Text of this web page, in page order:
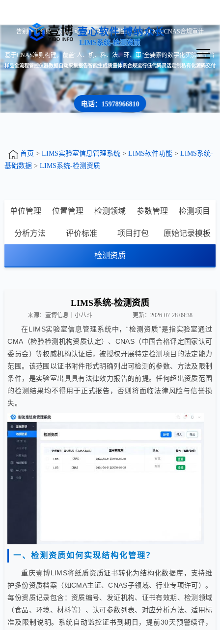
壹心软件 博纳众长
告别手工台账 · 数据自动采集 · 报告一键生成 · 满足CMA/CNAS合规审计
LIMS系统-检测资质
基于CNAS准则构建，覆盖“人、机、料、法、环、审”全要素的数字化实验室平台
样品全流程管控仪器数据自动采集报告智能生成质量体系合规运行低代码灵活定制私有化源码交付
电话：15978966810
首页 > LIMS实验室信息管理系统> LIMS软件功能> LIMS系统-
基础数据> LIMS系统-检测资质
单位管理 位置管理 检测领域 参数管理 检测项目
分析方法 评价标准 项目打包 原始记录模板
检测资质
LIMS系统-检测资质
来源：壹博信息｜小八斗 更新：2026-07-28 09:38
在LIMS实验室信息管理系统中，“检测资质”是指实验室通过
CMA（检验检测机构资质认定）、CNAS（中国合格评定国家认可
委员会）等权威机构认证后，被授权开展特定检测项目的法定能力
范围。该范围以证书附件形式明确列出可检测的参数、方法及限制
条件，是实验室出具具有法律效力报告的前提。任何超出资质范围
的检测结果均不得用于正式报告，否则将面临法律风险与信誉损
失。
一、检测资质如何实现结构化管理？
重庆壹博LIMS将纸质资质证书转化为结构化数据库，支持维
护多份资质档案（如CMA主证、CNAS子领域、行业专项许可）。
每份资质记录包含：资质编号、发证机构、证书有效期、检测领域
（食品、环境、材料等）、认可参数列表、对应分析方法、适用标
准及限制说明。系统自动监控证书到期日，提前30天预警续评，